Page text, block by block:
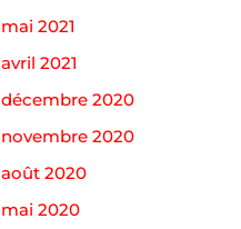
mai 2021
avril 2021
décembre 2020
novembre 2020
août 2020
mai 2020